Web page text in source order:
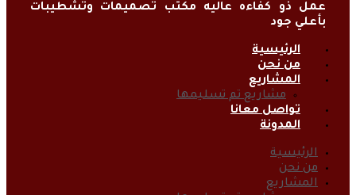
عمل ذو كفاءه عاليه مكتب تصميمات وتشطيبات
بأعلي جود
الرئيسية
من نحن
المشاريع
مشاريع تم تسليمها
تواصل معانا
المدونة
الرئيسية
من نحن
المشاريع